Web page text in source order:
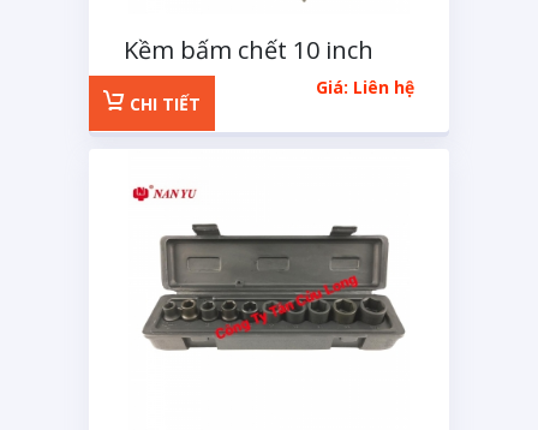
Kềm bấm chết 10 inch
Giá: Liên hệ
CHI TIẾT